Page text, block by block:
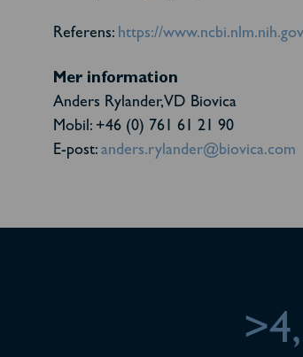
Referens: https://
Mer information
Anders Rylander, VD Biovica
Mobil: +46 (0) 761 61 21 90
E-post: anders.rylander@biovica.com